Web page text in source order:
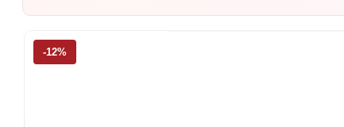
-12%